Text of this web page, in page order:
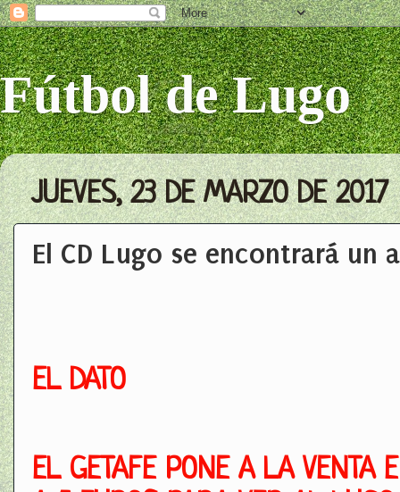
Fútbol de Lugo
JUEVES, 23 DE MARZO DE 2017
El CD Lugo se encontrará un
EL DATO
EL GETAFE PONE A LA VENTA